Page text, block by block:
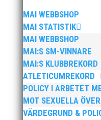
MAI WEBBSHOP
MAI STATISTIK
MAI WEBBSHOP
MAI:S SM-VINNARE
MAI:S KLUBBREKORD
ATLETICUMREKORD
POLICY I ARBETET
MOT SEXUELLA
VÄRDEGRUND &
gäng med massa
Bra och fokuserade
dagarna....
På lunchen i fredags